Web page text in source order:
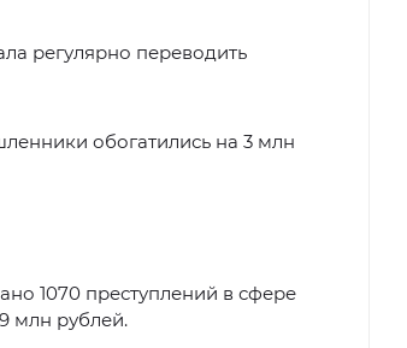
регулярно переводить
обогатились на 3 млн
1070 преступлений в сфере
млн рублей.